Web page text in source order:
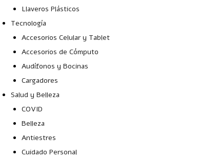
Llaveros Plásticos
Tecnología
Accesorios Celular y Tablet
Accesorios de Cómputo
Audífonos y Bocinas
Cargadores
Salud y Belleza
COVID
Belleza
Antiestres
Cuidado Personal